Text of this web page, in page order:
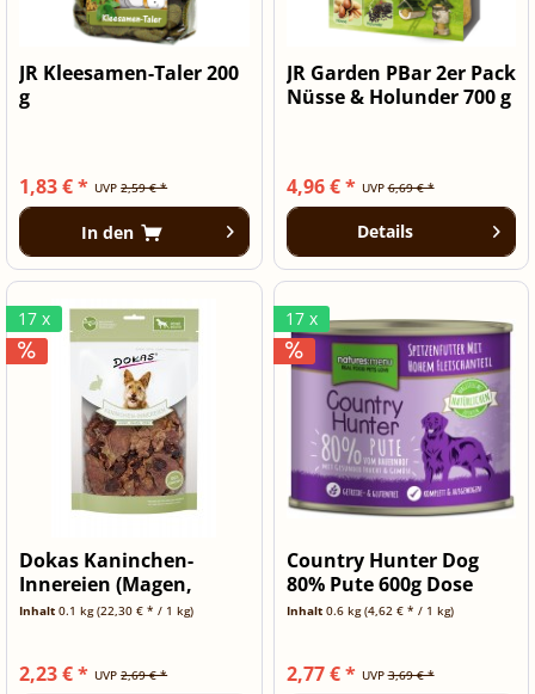
JR Kleesamen-Taler 200
g
UVP2,59 € *
1,83 € *
In den
JR Garden PBar 2er Pack
Nüsse & Holunder 700 g
UVP6,69 € *
4,96 € *
Details
17 x
Dokas Kaninchen-
Innereien (Magen,
Lunge, Herz)...
Inhalt0.1 kg(22,30 € * / 1 kg)
UVP2,69 € *
2,23 € *
17 x
Country Hunter Dog
80% Pute 600g Dose
Inhalt 0.6 kg(4,62 € * / 1 kg)
UVP3,69 € *
2,77 € *